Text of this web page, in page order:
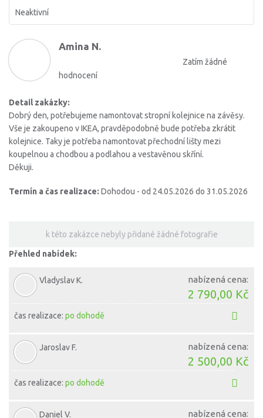
Neaktivní
Amina N.
Zatím žádné
hodnocení
Detail zakázky:
Dobrý den, potřebujeme namontovat stropní kolejnice na závěsy.
Vše je zakoupeno v IKEA, pravděpodobně bude potřeba zkrátit
kolejnice. Taky je potřeba namontovat přechodní lišty mezi
koupelnou a chodbou a podlahou a vestavěnou skříní.
Děkuji.
Termín a čas realizace: Dohodou - od 24.05.2026 do 31.05.2026
k této zakázce nebyly přidané žádné fotografie
Přehled nabídek:
Vladyslav K.
čas realizace:po dohodě
nabízená cena:
2 790,00 Kč
Jaroslav F.
čas realizace:po dohodě
nabízená cena:
2 500,00 Kč
Daniel V. nabízená cena: